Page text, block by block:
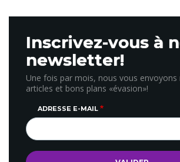
Inscrivez-vous à
newsletter!
Une fois par mois, nous vous envoyons
articles et bons plans «évasion»!
ADRESSE E-MAIL